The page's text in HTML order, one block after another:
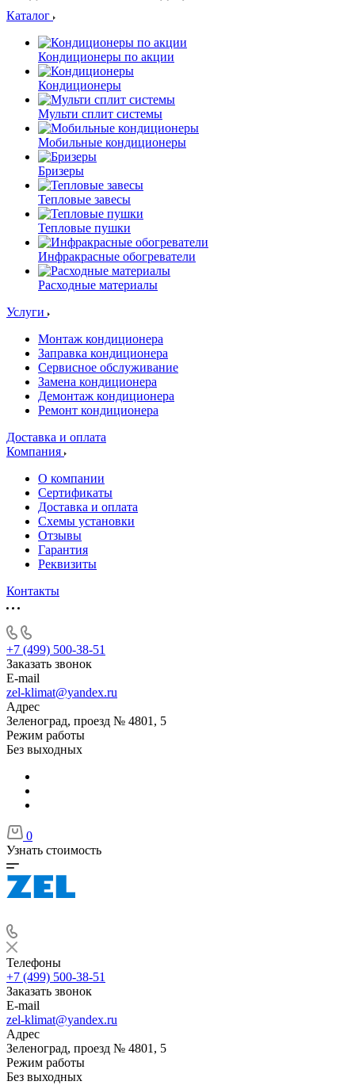
Каталог
Кондиционеры по акции
Кондиционеры
Мульти сплит системы
Мобильные кондиционеры
Бризеры
Тепловые завесы
Тепловые пушки
Инфракрасные обогреватели
Расходные материалы
Услуги
Монтаж кондиционера
Заправка кондиционера
Сервисное обслуживание
Замена кондиционера
Демонтаж кондиционера
Ремонт кондиционера
Доставка и оплата
Компания
О компании
Сертификаты
Доставка и оплата
Схемы установки
Отзывы
Гарантия
Реквизиты
Контакты
+7 (499) 500-38-51
Заказать звонок
E-mail
zel-klimat@yandex.ru
Адрес
Зеленоград, проезд № 4801, 5
Режим работы
Без выходных
0
Узнать стоимость
Телефоны
+7 (499) 500-38-51
Заказать звонок
E-mail
zel-klimat@yandex.ru
Адрес
Зеленоград, проезд № 4801, 5
Режим работы
Без выходных